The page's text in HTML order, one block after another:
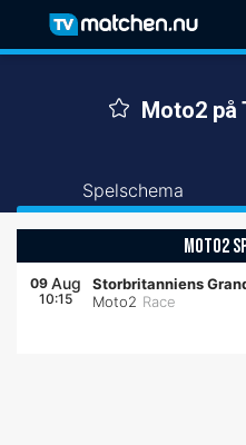
Moto2 på
Spelschema
MOTO2
09 Aug
10:15
Storbritanniens
Moto2 Race